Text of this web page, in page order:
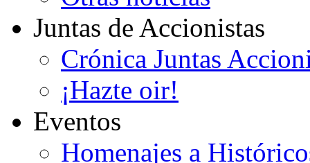
Juntas de Accionistas
Crónica Juntas
¡Hazte oir!
Eventos
Homenajes a